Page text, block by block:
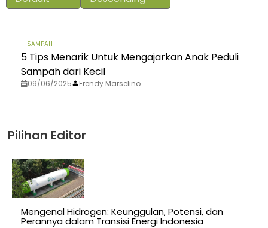
SAMPAH
5 Tips Menarik Untuk Mengajarkan Anak Peduli
Sampah dari Kecil
09/06/2025 Frendy Marselino
Pilihan Editor
Mengenal Hidrogen: Keunggulan, Potensi, dan
Perannya dalam Transisi Energi Indonesia